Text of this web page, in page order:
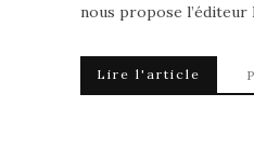
nous propose l’éditeur
Lire l'article